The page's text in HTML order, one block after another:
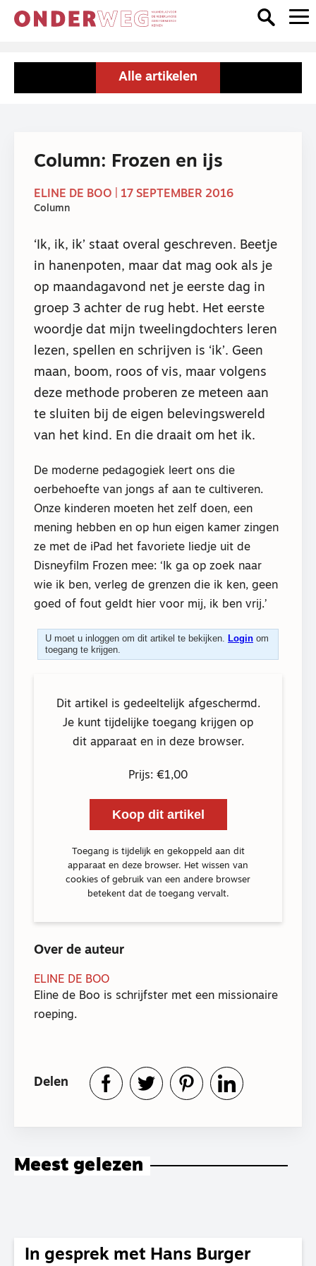
Alle artikelen
Column: Frozen en ijs
ELINE DE BOO | 17 SEPTEMBER 2016
Column
‘Ik, ik, ik’ staat overal geschreven. Beetje
in hanenpoten, maar dat mag ook als je
op maandagavond net je eerste dag in
groep 3 achter de rug hebt. Het eerste
woordje dat mijn tweelingdochters leren
lezen, spellen en schrijven is ‘ik’. Geen
maan, boom, roos of vis, maar volgens
deze methode proberen ze meteen aan
te sluiten bij de eigen belevingswereld
van het kind. En die draait om het ik.
De moderne pedagogiek leert ons die
oerbehoefte van jongs af aan te cultiveren.
Onze kinderen moeten het zelf doen, een
mening hebben en op hun eigen kamer zingen
ze met de iPad het favoriete liedje uit de
Disneyfilm Frozen mee: ‘Ik ga op zoek naar
wie ik ben, verleg de grenzen die ik ken, geen
goed of fout geldt hier voor mij, ik ben vrij.’
U moet u inloggen om dit artikel te bekijken. Login om
toegang te krijgen.
Dit artikel is gedeeltelijk afgeschermd.
Je kunt tijdelijke toegang krijgen op
dit apparaat en in deze browser.
Prijs: €1,00
Koop dit artikel
Toegang is tijdelijk en gekoppeld aan dit
apparaat en deze browser. Het wissen van
cookies of gebruik van een andere browser
betekent dat de toegang vervalt.
Over de auteur
ELINE DE BOO
Eline de Boo is schrijfster met een missionaire
roeping.
Delen
Meest gelezen
In gesprek met Hans Burger